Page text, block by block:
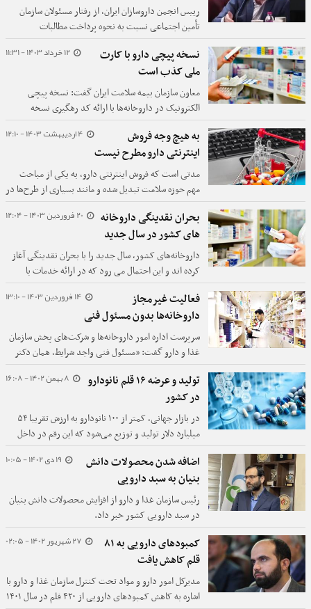
رییس انجمن داروسازان ایران، از رفتار مسئولان سازمان
تأمین اجتماعی نسبت به نحوه پرداخت مطالبات
داروخانه‌های بخش خصوصی انتقاد کرد.
12 خرداد 1403 - 11:31
نسخه پیچی دارو با کارت
ملی کذب است
معاون سازمان بیمه سلامت ایران گفت: نسخه پیچی
الکترونیک در داروخانه‌ها با ارائه کد رهگیری نسخه
الکترونیک و شماره ملی انجام می‌شود و نیازی به ارائه
اصل کارت ملی یا شناسنامه نیست. 4 اردیبهشت 1403 - 12:10
به هیچ وجه فروش
اینترنتی دارو مطرح نیست
مدتی است که فروش اینترنتی دارو، به یکی از مباحث
مهم حوزه سلامت تبدیل شده و مانند بسیاری از طرح‌ها در
ابتدای راه، با مخالفت‌ها و موافقت‌هایی همراه است.
20 فروردین 1403 - 12:04
بحران نقدینگی داروخانه
های کشور در سال جدید
داروخانه‌های کشور، سال جدید را با بحران نقدینگی آغاز
کرده اند و این احتمال می رود که در ارائه خدمات با
پوشش بیمه‌ای تجدیدنظر کنند.
14 فروردین 1403 - 13:10
فعالیت غیرمجاز
داروخانه‌ها بدون مسئول فنی
سرپرست اداره امور داروخانه‌ها و شرکت‌های پخش سازمان
غذا و دارو گفت: «مسئول فنی واجد شرایط، همان دکتر
داروساز است که باید در تمام ساعات فعالیت در داروخانه
حضور داشته باشد.»
8 بهمن 1402 - 16:08
تولید و عرضه ۱۶ قلم نانودارو
در کشور
در بازار جهانی، کمتر از ۱۰۰ نانودارو به ارزش تقریبا ۵۴
میلیارد دلار تولید و توزیع می‌شود که این رقم در داخل
کشور ۱۶ نانو دارو بوده و ۷۲۱ میلیارد تومان ارزش آن
است.
19 دی 1402 - 10:05
اضافه شدن محصولات دانش
بنیان به سبد دارویی
رئیس سازمان غذا و دارو از افزایش محصولات دانش بنیان
در سبد دارویی کشور خبر داد.
27 شهریور 1402 - 02:05
کمبودهای دارویی به ۸۱
قلم کاهش یافت
مدیرکل امور دارو و مواد تحت کنترل سازمان غذا و دارو با
اشاره به کاهش کمبودهای دارویی از ۴۲۰ قلم در سال ۱۴۰۱